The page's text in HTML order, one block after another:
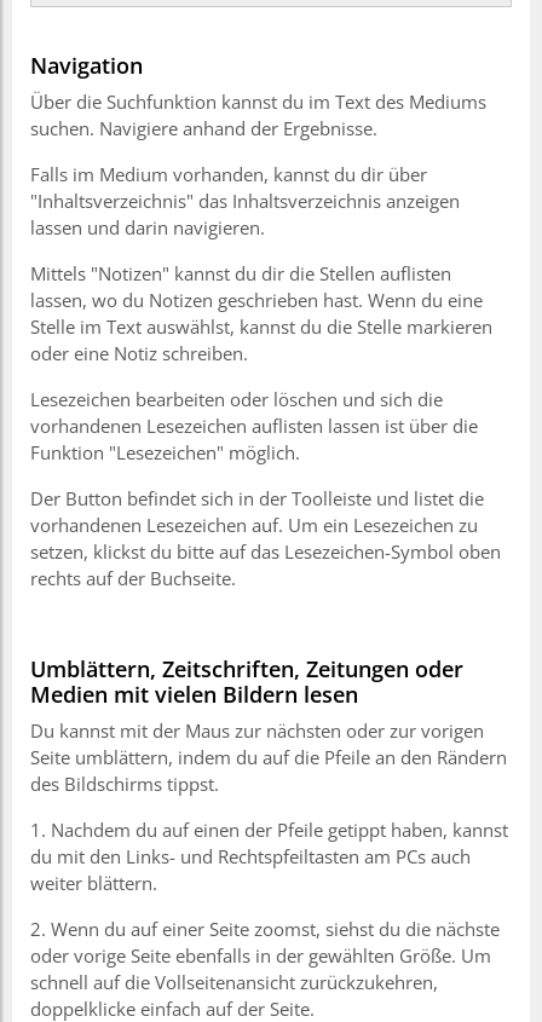
Navigation
Über die Suchfunktion kannst du im Text des Mediums
suchen. Navigiere anhand der Ergebnisse.
Falls im Medium vorhanden, kannst du dir über
"Inhaltsverzeichnis" das Inhaltsverzeichnis anzeigen
lassen und darin navigieren.
Mittels "Notizen" kannst du dir die Stellen auflisten
lassen, wo du Notizen geschrieben hast. Wenn du eine
Stelle im Text auswählst, kannst du die Stelle markieren
oder eine Notiz schreiben.
Lesezeichen bearbeiten oder löschen und sich die
vorhandenen Lesezeichen auflisten lassen ist über die
Funktion "Lesezeichen" möglich.
Der Button befindet sich in der Toolleiste und listet die
vorhandenen Lesezeichen auf. Um ein Lesezeichen zu
setzen, klickst du bitte auf das Lesezeichen-Symbol oben
rechts auf der Buchseite.
Umblättern, Zeitschriften, Zeitungen oder
Medien mit vielen Bildern lesen
Du kannst mit der Maus zur nächsten oder zur vorigen
Seite umblättern, indem du auf die Pfeile an den Rändern
des Bildschirms tippst.
1. Nachdem du auf einen der Pfeile getippt haben, kannst
du mit den Links- und Rechtspfeiltasten am PCs auch
weiter blättern.
2. Wenn du auf einer Seite zoomst, siehst du die nächste
oder vorige Seite ebenfalls in der gewählten Größe. Um
schnell auf die Vollseitenansicht zurückzukehren,
doppelklicke einfach auf der Seite.